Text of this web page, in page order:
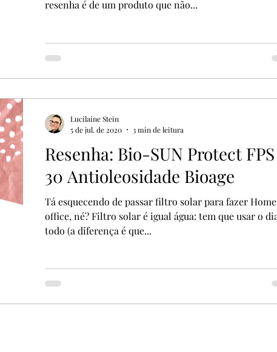
resenha é de um produto que não...
Resenha: Bio-SUN Protect FPS
30 Antioleosidade Bioage
Tá esquecendo de passar filtro solar para fazer Home
office, né? Filtro solar é igual água: tem que usar o dia
todo (a diferença é que...
Lucilaine Stein
5 de jul. de 2020
3 min de leitura